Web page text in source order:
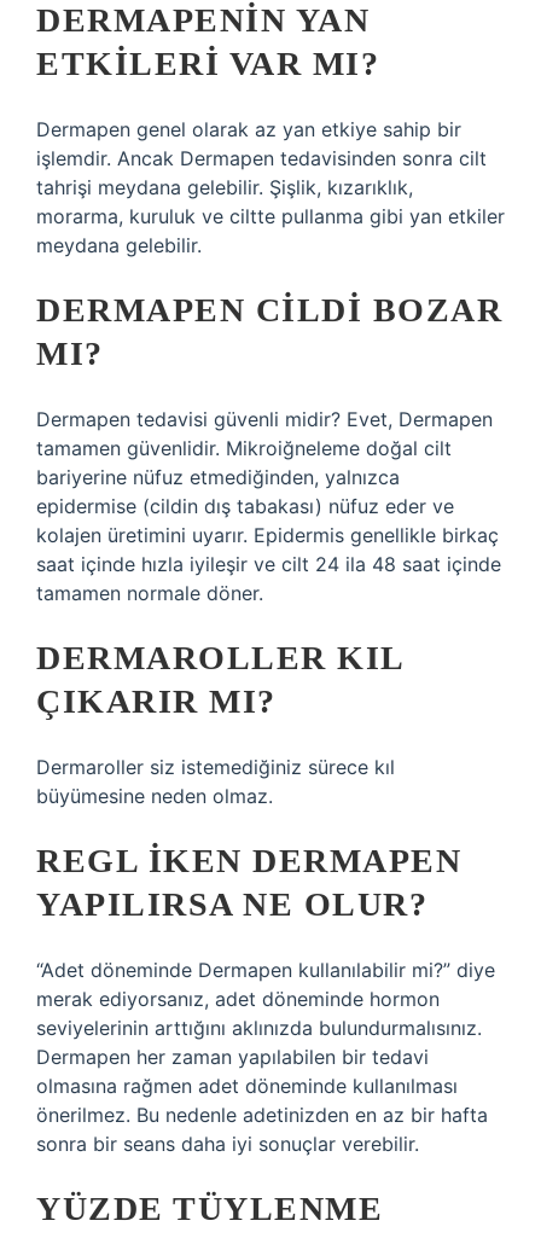
DERMAPENIN YAN
ETKILERI VAR MI?
Dermapen genel olarak az yan etkiye sahip bir
işlemdir. Ancak Dermapen tedavisinden sonra cilt
tahrişi meydana gelebilir. Şişlik, kızarıklık,
morarma, kuruluk ve ciltte pullanma gibi yan etkiler
meydana gelebilir.
DERMAPEN CILDI BOZAR
MI?
Dermapen tedavisi güvenli midir? Evet, Dermapen
tamamen güvenlidir. Mikroiğneleme doğal cilt
bariyerine nüfuz etmediğinden, yalnızca
epidermise (cildin dış tabakası) nüfuz eder ve
kolajen üretimini uyarır. Epidermis genellikle birkaç
saat içinde hızla iyileşir ve cilt 24 ila 48 saat içinde
tamamen normale döner.
DERMAROLLER KIL
ÇIKARIR MI?
Dermaroller siz istemediğiniz sürece kıl
büyümesine neden olmaz.
REGL IKEN DERMAPEN
YAPILIRSA NE OLUR?
“Adet döneminde Dermapen kullanılabilir mi?” diye
merak ediyorsanız, adet döneminde hormon
seviyelerinin arttığını aklınızda bulundurmalısınız.
Dermapen her zaman yapılabilen bir tedavi
olmasına rağmen adet döneminde kullanılması
önerilmez. Bu nedenle adetinizden en az bir hafta
sonra bir seans daha iyi sonuçlar verebilir.
YÜZDE TÜYLENME